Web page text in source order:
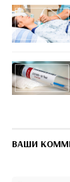
ВАШИ